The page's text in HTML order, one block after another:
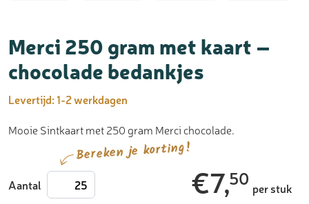
Merci 250 gram met kaart –
chocolade bedankjes
Levertijd:1-2 werkdagen
Mooie Sintkaart met 250 gram Merci chocolade.
Bereken je korting!
Aantal Merci
250
€7,50 per stuk